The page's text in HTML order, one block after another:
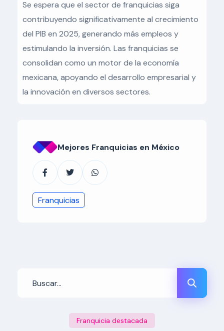
Se espera que el sector de franquicias siga
contribuyendo significativamente al crecimiento
del PIB en 2025, generando más empleos y
estimulando la inversión. Las franquicias se
consolidan como un motor de la economía
mexicana, apoyando el desarrollo empresarial y
la innovación en diversos sectores.
Mejores Franquicias en México
Franquicias
Franquicia destacada